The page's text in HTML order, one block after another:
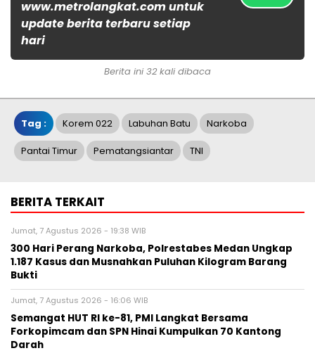
www.metrolangkat.com untuk
update berita terbaru setiap
hari
Berita ini 32 kali dibaca
Tag : Korem 022 Labuhan Batu Narkoba
Pantai Timur Pematangsiantar TNI
BERITA TERKAIT
Jumat, 7 Agustus 2026 - 19:38 WIB
300 Hari Perang Narkoba, Polrestabes Medan Ungkap
1.187 Kasus dan Musnahkan Puluhan Kilogram Barang
Bukti
Jumat, 7 Agustus 2026 - 16:06 WIB
Semangat HUT RI ke-81, PMI Langkat Bersama
Forkopimcam dan SPN Hinai Kumpulkan 70 Kantong
Darah